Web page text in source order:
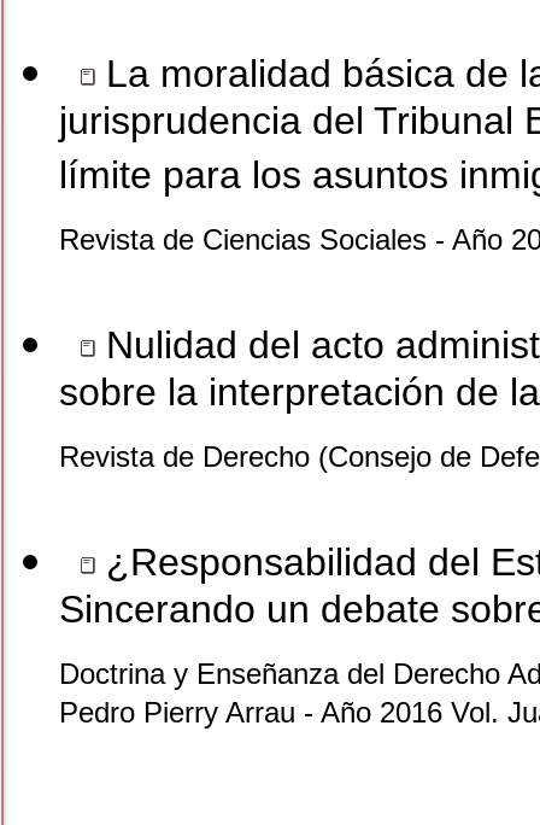
La moralidad básica de
jurisprudencia del Tribunal
límite para los asuntos
Revista de Ciencias Sociales - Año
Nulidad del acto
sobre la interpretación de
Revista de Derecho (Consejo de
¿Responsabilidad del
Sincerando un debate
Doctrina y Enseñanza del Derecho
Pedro Pierry Arrau - Año 2016 Vol.